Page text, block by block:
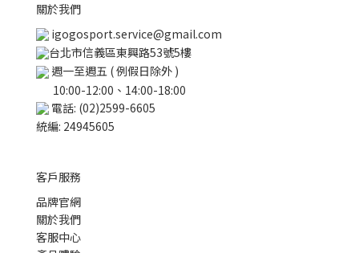
關於我們
igogosport.service@gmail.com
台北市信義區東興路53號5樓
週一至週五 ( 例假日除外 )
10:00-12:00、14:00-18:00
電話: (02)2599-6605
統編: 24945605
客戶服務
品牌官網
關於我們
客服中心